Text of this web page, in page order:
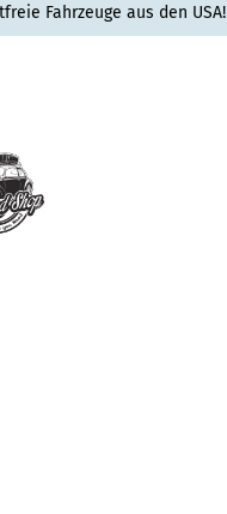
Fahrzeuge aus den USA!